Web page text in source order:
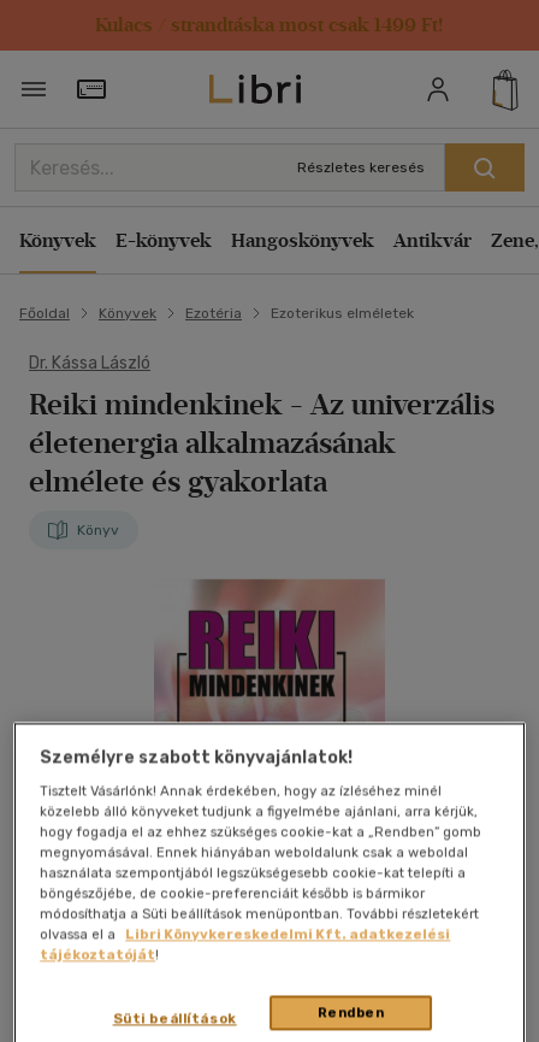
Kulacs / strandtáska most csak 1499 Ft!
Törzsvásárlói Kártya adatai
Részletes keresés
Könyvek E-könyvek Hangoskönyvek Antikvár
Főoldal Könyvek Ezotéria Ezoterikus elméletek
Dr. Kássa László
Reiki mindenkinek - Az univerzális
életenergia alkalmazásának
elmélete és gyakorlata
Könyv
Személyre szabott könyvajánlatok!
Tisztelt Vásárlónk! Annak érdekében, hogy az ízléséhez minél
közelebb álló könyveket tudjunk a figyelmébe ajánlani, arra kérjük,
hogy fogadja el az ehhez szükséges cookie-kat a „Rendben” gomb
megnyomásával. Ennek hiányában weboldalunk csak a weboldal
használata szempontjából legszükségesebb cookie-kat telepíti a
böngészőjébe, de cookie-preferenciáit később is bármikor
módosíthatja a Süti beállítások menüpontban. További részletekért
olvassa el a
Libri Könyvkereskedelmi Kft. adatkezelési
tájékoztatóját!
Rendben
Süti beállítások